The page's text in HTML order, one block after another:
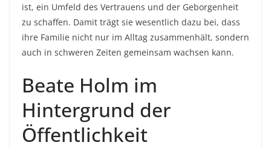
ist, ein Umfeld des Vertrauens und der Geborgenheit
zu schaffen. Damit trägt sie wesentlich dazu bei, dass
ihre Familie nicht nur im Alltag zusammenhält, sondern
auch in schweren Zeiten gemeinsam wachsen kann.
Beate Holm im
Hintergrund der
Öffentlichkeit